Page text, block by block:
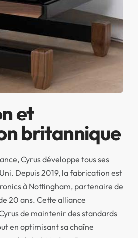
et
britannique
Cyrus développe tous ses
Depuis 2019, la fabrication est
à Nottingham, partenaire de
20 ans. Cette alliance
de maintenir des standards
en optimisant sa chaîne